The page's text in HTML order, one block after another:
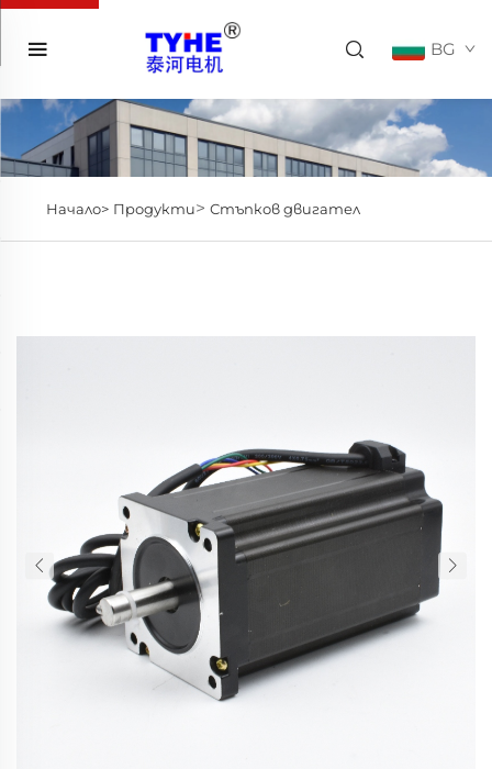
BG
Начало> Продукти> Стъпков двигател